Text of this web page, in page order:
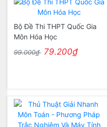
Bộ Đề Thi THPT Quốc Gia
Môn Hóa Học
99.000₫ 79.200₫